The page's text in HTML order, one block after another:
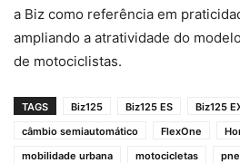
a Biz como referência em
ampliando a atratividade do
de motociclistas.
TAGS Biz125 Biz125 ES
Biz125
câmbio semiautomático
FlexOne
mobilidade urbana
motocicletas